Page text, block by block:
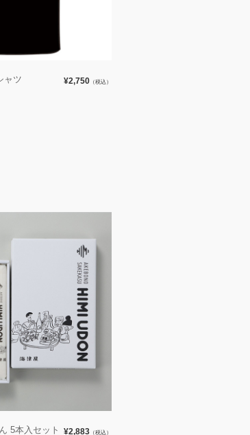
ャツ ¥2,750 （税込）
5本入セット ¥2,883 （税込）